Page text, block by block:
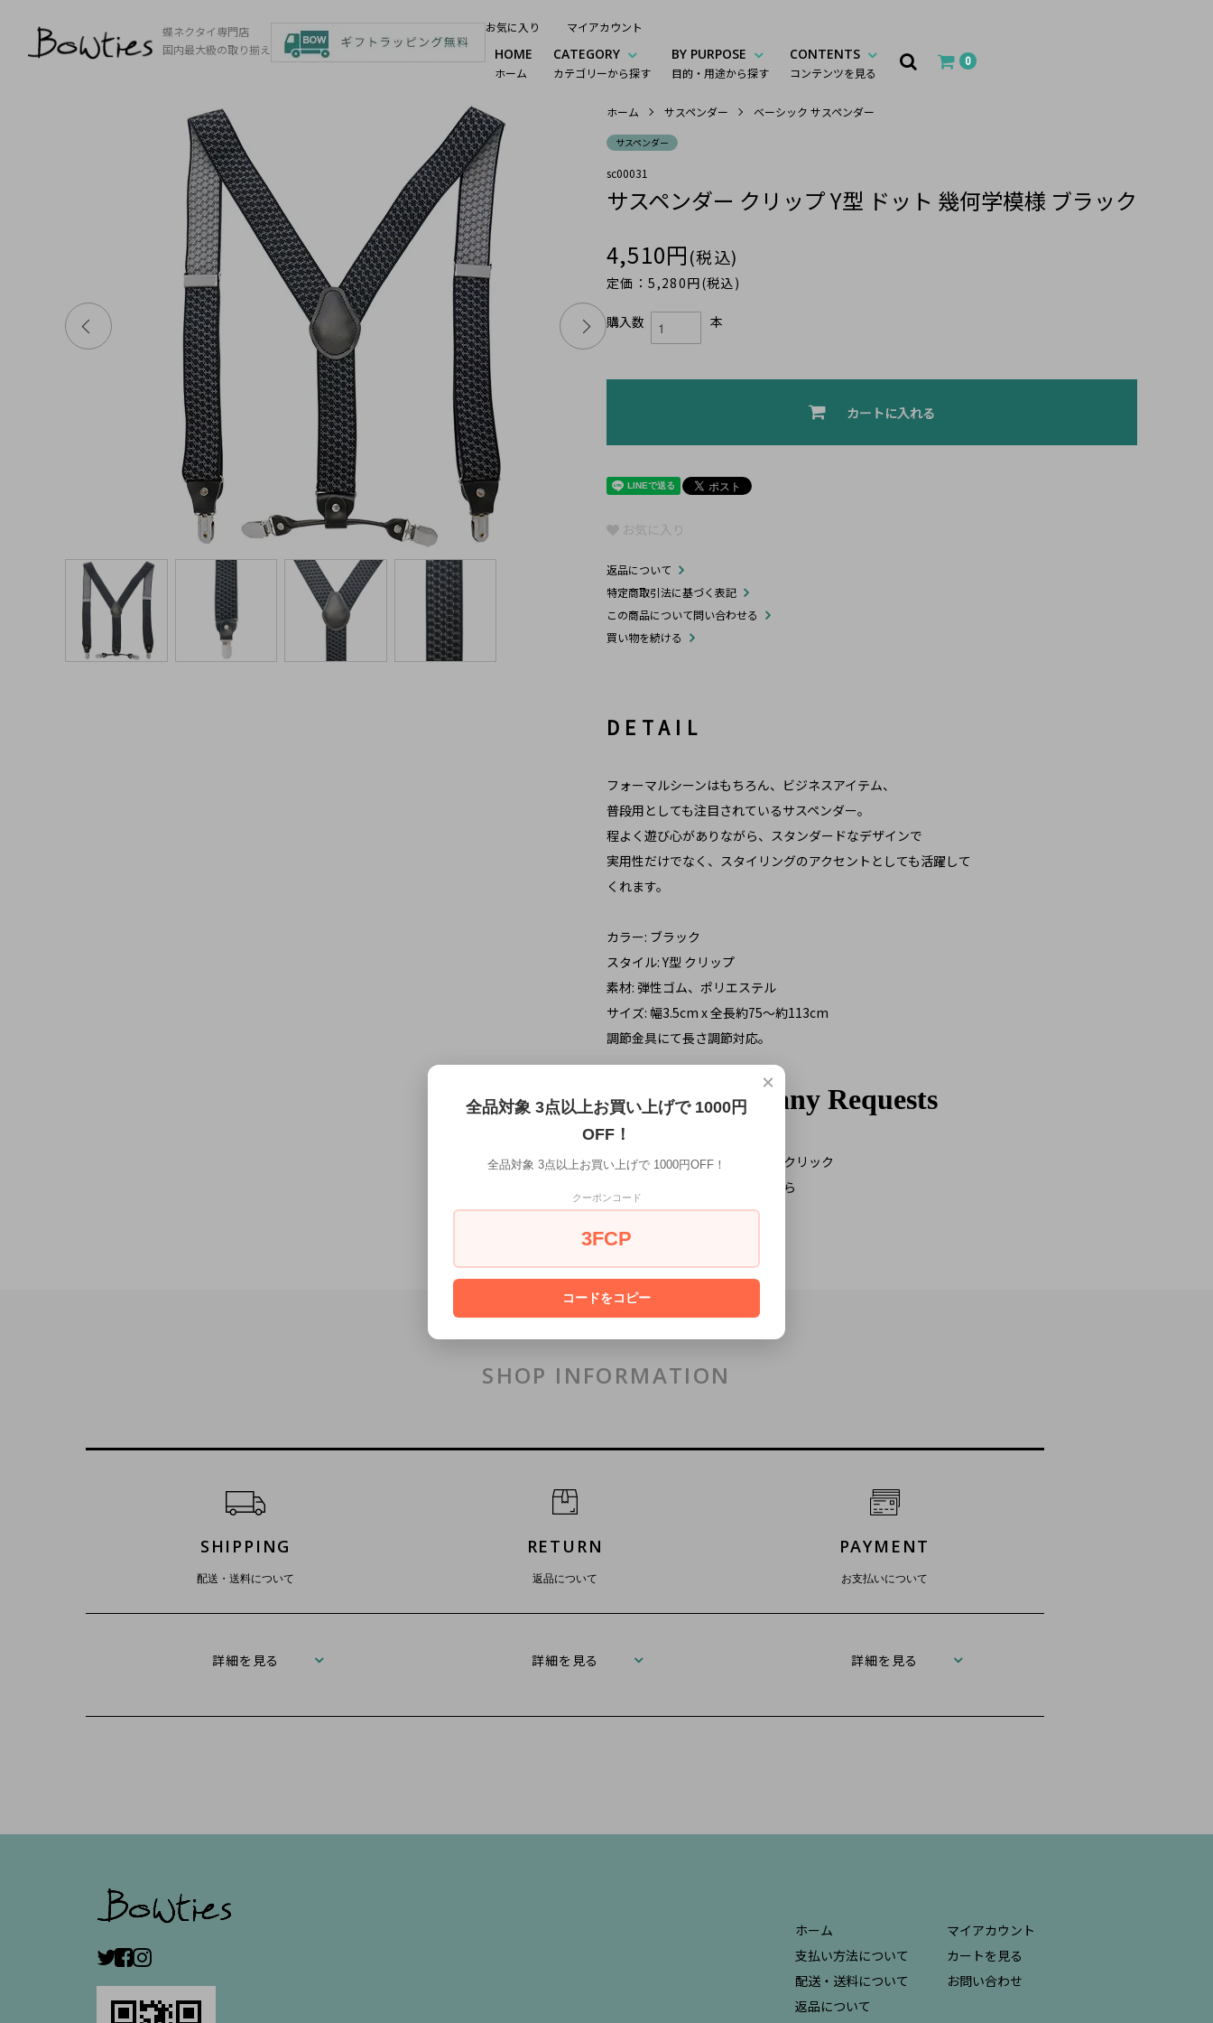
蝶ネクタイ専門店
国内最大級の取り揃え
HOME
ホーム
CATEGORY
カテゴリーから探す
BY PURPOSE
目的・用途から探す
CONTENTS
コンテンツを見る
0
お気に入り マイアカウント
ホーム サスペンダー ベーシック サスペンダー
サスペンダー
sc00031
サスペンダー クリップ Y型 ドット 幾何学模様 ブラック
4,510円(税込)
定価：5,280円(税込)
購入数 本
カートに入れる
お気に入り
返品について
特定商取引法に基づく表記
この商品について問い合わせる
買い物を続ける
DETAIL
フォーマルシーンはもちろん、ビジネスアイテム、
普段用としても注目されているサスペンダー。
程よく遊び心がありながら、スタンダードなデザインで
実用性だけでなく、スタイリングのアクセントとしても活躍して
くれます。
カラー: ブラック
スタイル: Y型 クリップ
素材: 弾性ゴム、ポリエステル
サイズ: 幅3.5cm x 全長約75～約113cm
調節金具にて長さ調節対応。
お届け予定日の確認はこちらをクリック
ギフトラッピングの詳細はこちら
SHOP INFORMATION
SHIPPING
配送・送料について
詳細を見る
RETURN
返品について
詳細を見る
PAYMENT
お支払いについて
詳細を見る
ホーム
支払い方法について
配送・送料について
返品について
マイアカウント
カートを見る
お問い合わせ
×
全品対象 3点以上お買い上げで 1000円
OFF！
全品対象 3点以上お買い上げで 1000円OFF！
クーポンコード
3FCP
コードをコピー